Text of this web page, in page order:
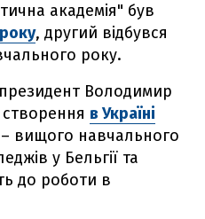
академія" був
, другий відбувся
року.
Володимир
в Україні
– вищого навчального
у Бельгії та
до роботи в